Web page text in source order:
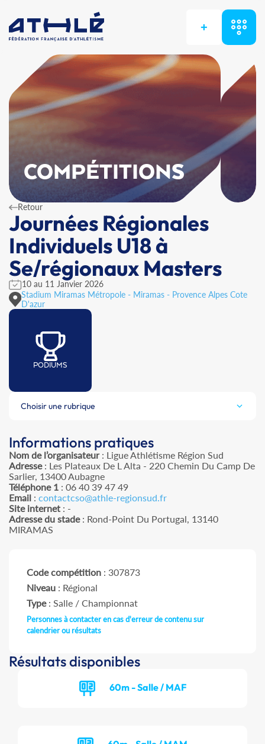
+
COMPÉTITIONS
Retour
Journées Régionales
Individuels U18 à
Se/régionaux Masters
10 au 11 Janvier 2026
Stadium Miramas Métropole - Miramas - Provence Alpes Cote
D'azur
PODIUMS
Choisir une rubrique
Informations pratiques
Nom de l’organisateur: Ligue Athlétisme Région Sud
Adresse: Les Plateaux De L Alta - 220 Chemin Du Camp De
Sarlier, 13400 Aubagne
Téléphone 1 : 06 40 39 47 49
Email : contactcso@athle-regionsud.fr
Site internet : -
Adresse du stade: Rond-Point Du Portugal, 13140
MIRAMAS
Code compétition : 307873
Niveau : Régional
Type: Salle / Championnat
Personnes à contacter en cas d'erreur de contenu sur
calendrier ou résultats
Résultats disponibles
60m - Salle / MAF